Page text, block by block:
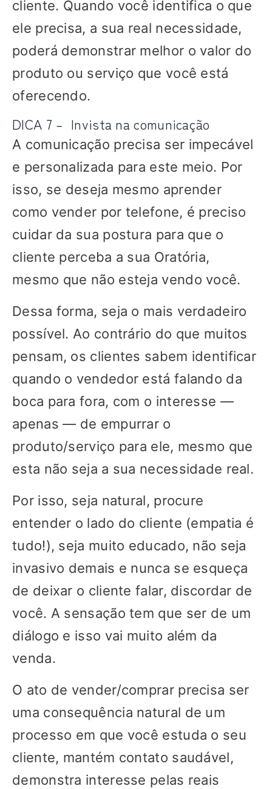
cliente. Quando você identifica o que
ele precisa, a sua real necessidade,
poderá demonstrar melhor o valor do
produto ou serviço que você está
oferecendo.
DICA 7 – Invista na comunicação
A comunicação precisa ser impecável
e personalizada para este meio. Por
isso, se deseja mesmo aprender
como vender por telefone, é preciso
cuidar da sua postura para que o
cliente perceba a sua Oratória,
mesmo que não esteja vendo você.
Dessa forma, seja o mais verdadeiro
possível. Ao contrário do que muitos
pensam, os clientes sabem identificar
quando o vendedor está falando da
boca para fora, com o interesse —
apenas — de empurrar o
produto/serviço para ele, mesmo que
esta não seja a sua necessidade real.
Por isso, seja natural, procure
entender o lado do cliente (empatia é
tudo!), seja muito educado, não seja
invasivo demais e nunca se esqueça
de deixar o cliente falar, discordar de
você. A sensação tem que ser de um
diálogo e isso vai muito além da
venda.
O ato de vender/comprar precisa ser
uma consequência natural de um
processo em que você estuda o seu
cliente, mantém contato saudável,
demonstra interesse pelas reais